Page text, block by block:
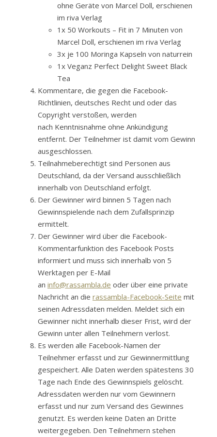
ohne Geräte von Marcel Doll, erschienen
im riva Verlag
1x 50 Workouts – Fit in 7 Minuten von
Marcel Doll, erschienen im riva Verlag
3x je 100 Moringa Kapseln von naturrein
1x Veganz Perfect Delight Sweet Black
Tea
Kommentare, die gegen die Facebook-
Richtlinien, deutsches Recht und oder das
Copyright verstoßen, werden
nach Kenntnisnahme ohne Ankündigung
entfernt. Der Teilnehmer ist damit vom Gewinn
ausgeschlossen.
Teilnahmeberechtigt sind Personen aus
Deutschland, da der Versand ausschließlich
innerhalb von Deutschland erfolgt.
Der Gewinner wird binnen 5 Tagen nach
Gewinnspielende nach dem Zufallsprinzip
ermittelt.
Der Gewinner wird über die Facebook-
Kommentarfunktion des Facebook Posts
informiert und muss sich innerhalb von 5
Werktagen per E-Mail
an info@rassambla.de oder über eine private
Nachricht an die rassambla-Facebook-Seite mit
seinen Adressdaten melden. Meldet sich ein
Gewinner nicht innerhalb dieser Frist, wird der
Gewinn unter allen Teilnehmern verlost.
Es werden alle Facebook-Namen der
Teilnehmer erfasst und zur Gewinnermittlung
gespeichert. Alle Daten werden spätestens 30
Tage nach Ende des Gewinnspiels gelöscht.
Adressdaten werden nur vom Gewinnern
erfasst und nur zum Versand des Gewinnes
genutzt. Es werden keine Daten an Dritte
weitergegeben. Den Teilnehmern stehen